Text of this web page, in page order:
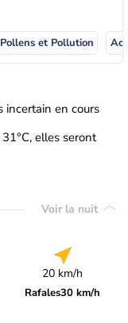
Pollens et Pollution
incertain en cours
elles seront
Voir la nuit
20 km/h
Rafales30 km/h